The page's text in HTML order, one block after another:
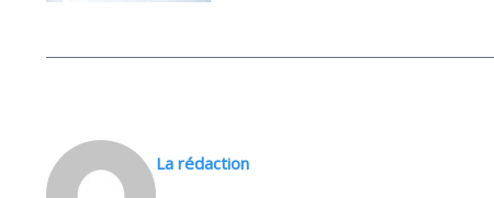
La rédaction